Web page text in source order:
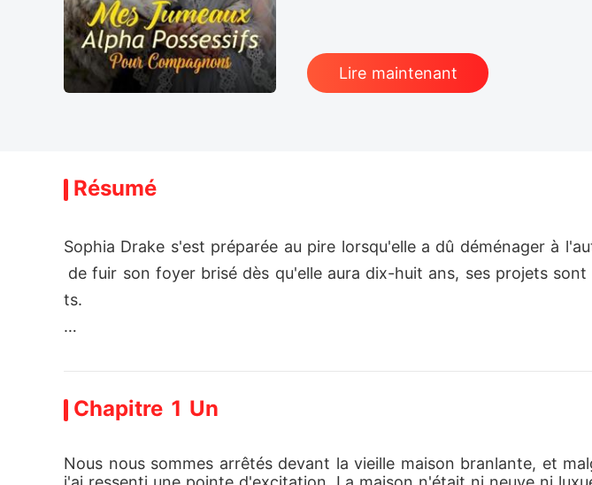
Lire maintenant
Résumé
Sophia Drake s'est préparée au pire lorsqu'elle a dû déménager à
de fuir son foyer brisé dès qu'elle aura dix-huit ans, ses projets
ts.
Chapitre 1 Un
Nous nous sommes arrêtés devant la vieille maison branlante, et